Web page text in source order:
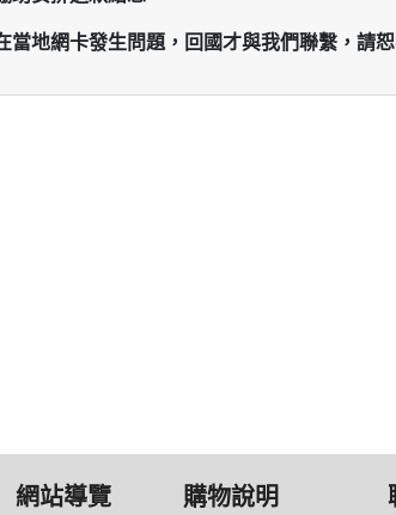
當地網卡發生問題，回國才與我們聯繫，請
網站導覽 購物說明